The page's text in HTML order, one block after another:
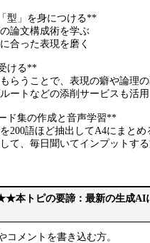
型」を身につける**
論文構成術を学ぶ
合った表現を磨く
ける**
らうことで、表現の癖や論理
ートなどの添削サービスも活
ド集の作成と音声学習**
200語ほど抽出してA4にまとめ
て、毎日聞いてインプットす
本トピの要諦：最新の生成AI
コメントを書き込む方。